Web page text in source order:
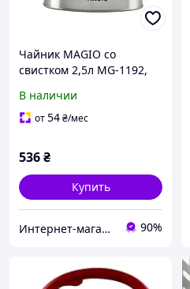
Чайник MAGIO со
свистком 2,5л MG-1192,
В наличии
от54₴/мес
536₴
Купить
Интернет-магазин "inGarden" 90%